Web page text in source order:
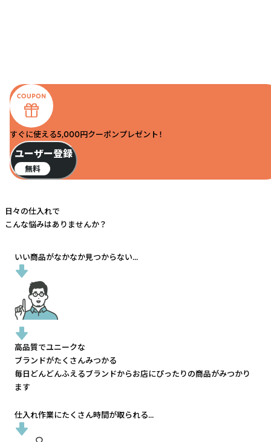
すぐに使える5,000円クーポンプレゼント！
ユーザー登録
無料
日々の仕入れで
こんな悩みはありませんか？
いい商品がなかなか見つからない...
高品質でユニークな
ブランドがたくさんみつかる
毎日どんどんふえるブランドからお店にぴったりの商品がみつかり
ます
仕入れ作業にたくさん時間が取られる...